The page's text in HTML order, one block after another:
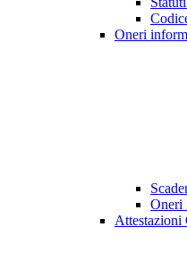
Oneri
Oneri
Attestazioni